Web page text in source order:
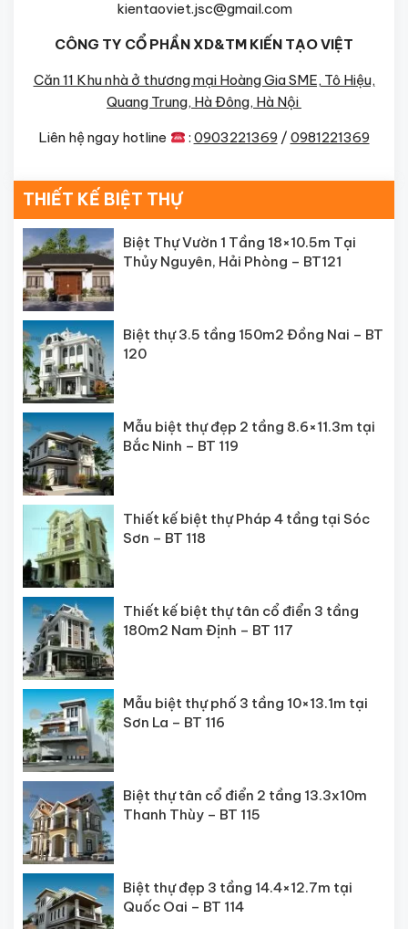
kientaoviet.jsc@gmail.com
CÔNG TY CỔ PHẦN XD&TM KIẾN TẠO VIỆT
Căn 11 Khu nhà ở thương mại Hoàng Gia SME, Tô Hiệu,
Quang Trung, Hà Đông, Hà Nội
Liên hệ ngay hotline : 0903221369 / 0981221369
THIẾT KẾ BIỆT THỰ
Biệt Thự Vườn 1 Tầng 18×10.5m Tại
Thủy Nguyên, Hải Phòng – BT121
Biệt thự 3.5 tầng 150m2 Đồng Nai – BT
120
Mẫu biệt thự đẹp 2 tầng 8.6×11.3m tại
Bắc Ninh – BT 119
Thiết kế biệt thự Pháp 4 tầng tại Sóc
Sơn – BT 118
Thiết kế biệt thự tân cổ điển 3 tầng
180m2 Nam Định – BT 117
Mẫu biệt thự phố 3 tầng 10×13.1m tại
Sơn La – BT 116
Biệt thự tân cổ điển 2 tầng 13.3x10m
Thanh Thùy – BT 115
Biệt thự đẹp 3 tầng 14.4×12.7m tại
Quốc Oai – BT 114